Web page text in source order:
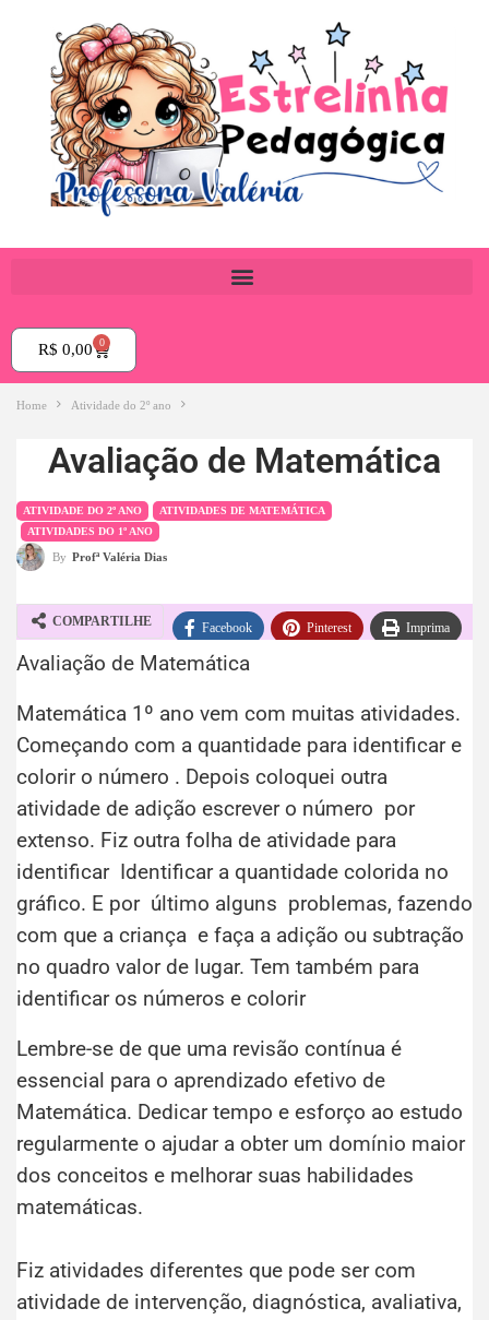
R$ 0,00 0
Home Atividade do 2º ano
Avaliação de Matemática
ATIVIDADE DO 2º ANO
ATIVIDADES DE MATEMÁTICA
ATIVIDADES DO 1º ANO
By Profª Valéria Dias
COMPARTILHE Facebook Pinterest Imprima
WhatsApp
Avaliação de Matemática
Matemática 1º ano vem com muitas atividades.
Começando com a quantidade para identificar e
colorir o número . Depois coloquei outra
atividade de adição escrever o número por
extenso. Fiz outra folha de atividade para
identificar Identificar a quantidade colorida no
gráfico. E por último alguns problemas, fazendo
com que a criança e faça a adição ou subtração
no quadro valor de lugar. Tem também para
identificar os números e colorir
Lembre-se de que uma revisão contínua é
essencial para o aprendizado efetivo de
Matemática. Dedicar tempo e esforço ao estudo
regularmente o ajudar a obter um domínio maior
dos conceitos e melhorar suas habilidades
matemáticas.
Fiz atividades diferentes que pode ser com
atividade de intervenção, diagnóstica, avaliativa,